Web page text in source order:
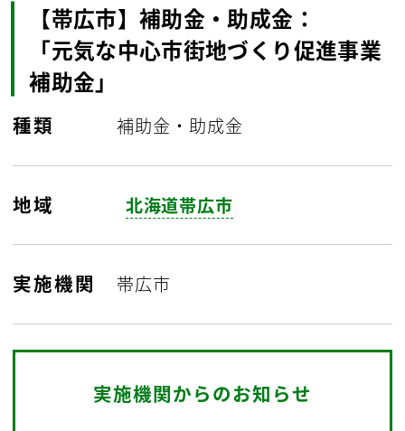
【帯広市】補助金・助成金：
「元気な中心市街地づくり促進事業
補助金」
種類 補助金・助成金
地域 北海道帯広市
実施機関 帯広市
実施機関からのお知らせ